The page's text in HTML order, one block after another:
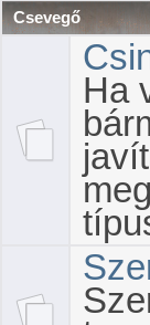
Csevegő
Ha